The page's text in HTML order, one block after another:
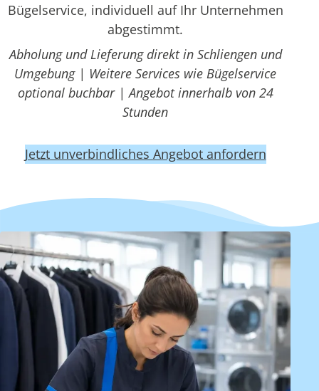
Bügelservice, individuell auf Ihr Unternehmen
abgestimmt.
Abholung und Lieferung direkt in Schliengen und
Umgebung | Weitere Services wie Bügelservice
optional buchbar | Angebot innerhalb von 24
Stunden
Jetzt unverbindliches Angebot anfordern